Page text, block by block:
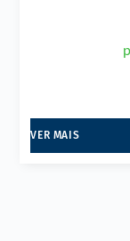
VER MAIS